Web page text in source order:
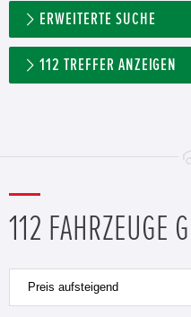
ERWEITERTE SUCHE
112 TREFFER ANZEIGEN
112 FAHRZEUGE
Preis aufsteigend